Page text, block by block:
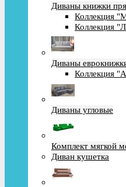
Диваны книжки
Коллекция
Коллекция
Диваны
Коллекция
Диваны угловые
Комплект мягкой
Диван кушетка